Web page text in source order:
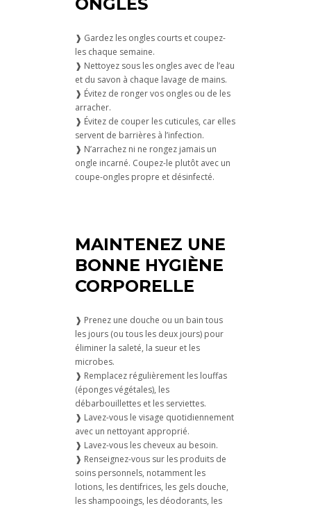
❱ Gardez les ongles courts et coupez-
les chaque semaine.
❱ Nettoyez sous les ongles avec de l’eau
et du savon à chaque lavage de mains.
❱ Évitez de ronger vos ongles ou de les
arracher.
❱ Évitez de couper les cuticules, car elles
servent de barrières à l’infection.
❱ N’arrachez ni ne rongez jamais un
ongle incarné. Coupez-le plutôt avec un
coupe-ongles propre et désinfecté.
MAINTENEZ UNE
BONNE HYGIÈNE
CORPORELLE
❱ Prenez une douche ou un bain tous
les jours (ou tous les deux jours) pour
éliminer la saleté, la sueur et les
microbes.
❱ Remplacez régulièrement les louffas
(éponges végétales), les
débarbouillettes et les serviettes.
❱ Lavez-vous le visage quotidiennement
avec un nettoyant approprié.
❱ Lavez-vous les cheveux au besoin.
❱ Renseignez-vous sur les produits de
soins personnels, notamment les
lotions, les dentifrices, les gels douche,
les shampooings, les déodorants, les